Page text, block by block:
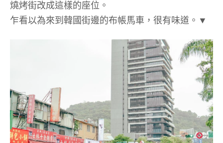
燒烤街改成這樣的座位。
乍看以為來到韓國街邊的布帳馬車，很有味道。▼